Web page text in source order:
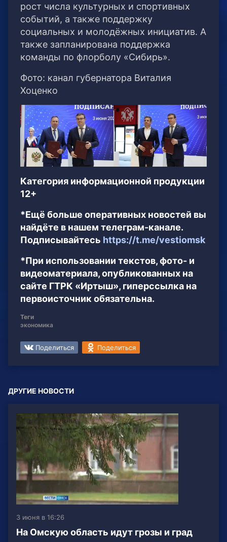
рост числа культурных и спортивных
событий, а также поддержку
социальных и молодёжных инициатив. А
также запланирована поддержка
команды по флорболу «Сибирь».
Фото: канал губернатора Виталия
Хоценко
Категория информационной продукции
12+
*Ещё больше оперативных новостей вы
найдёте в нашем телеграм-канале.
Подписывайтесь https://t.me/vestiomsk
*При использовании текстов, фото- и
видеоматериала, опубликованных на
сайте ГТРК «Иртыш», гиперссылка на
первоисточник обязательна.
Теги
экономика
Поделиться Поделиться
ДРУГИЕ НОВОСТИ
3 июня в 16:26
На Омскую область идут грозы и град